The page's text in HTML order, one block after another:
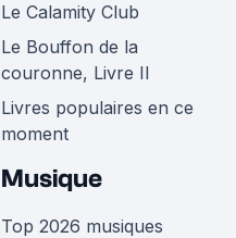
Le Calamity Club
Le Bouffon de la
couronne, Livre II
Livres populaires en ce
moment
Musique
Top 2026 musiques